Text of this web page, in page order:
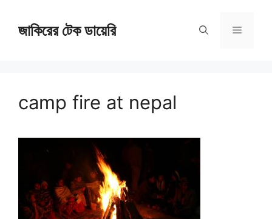
জাকিরের টেক ডায়েরি Menu
camp fire at nepal